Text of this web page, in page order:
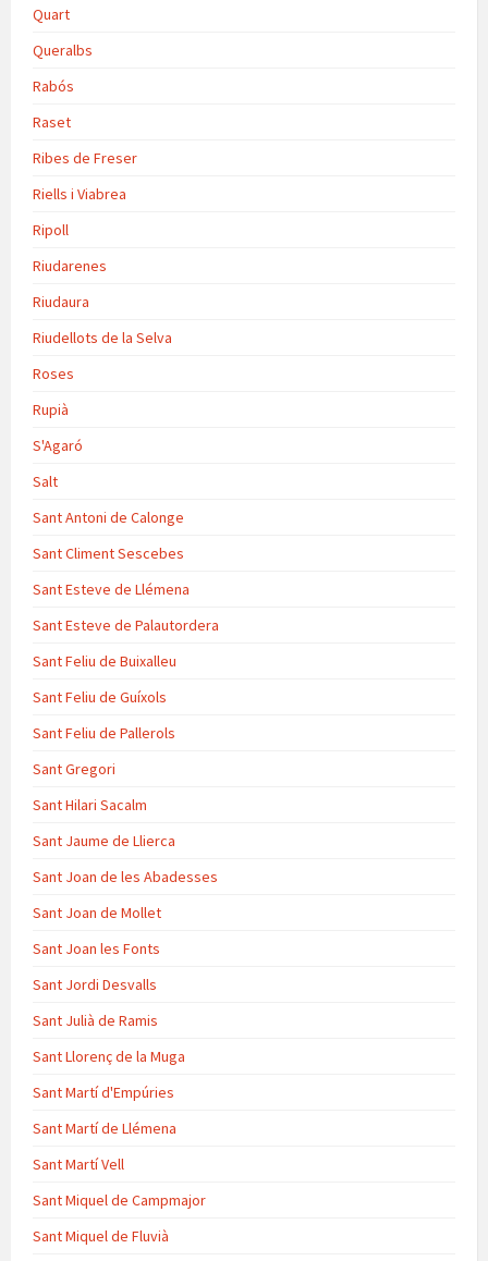
Quart
Queralbs
Rabós
Raset
Ribes de Freser
Riells i Viabrea
Ripoll
Riudarenes
Riudaura
Riudellots de la Selva
Roses
Rupià
S'Agaró
Salt
Sant Antoni de Calonge
Sant Climent Sescebes
Sant Esteve de Llémena
Sant Esteve de Palautordera
Sant Feliu de Buixalleu
Sant Feliu de Guíxols
Sant Feliu de Pallerols
Sant Gregori
Sant Hilari Sacalm
Sant Jaume de Llierca
Sant Joan de les Abadesses
Sant Joan de Mollet
Sant Joan les Fonts
Sant Jordi Desvalls
Sant Julià de Ramis
Sant Llorenç de la Muga
Sant Martí d'Empúries
Sant Martí de Llémena
Sant Martí Vell
Sant Miquel de Campmajor
Sant Miquel de Fluvià